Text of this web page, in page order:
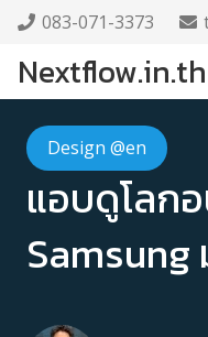
083-071-3373
Nextflow.in.th
Design @en
แอบดูโลก
Samsung